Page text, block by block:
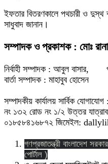
ইফতার বিতরণকালে পথচারী ও দুস্থ
সাধুবাদ জানান।
সম্পাদক ও প্রকাশক : মোঃ
নির্বাহী সম্পাদক : আবুল
বার্তা সম্পাদক : মাহাবুব হোসেন
সম্পাদকীয় কার্যালয় সার্বিক
নং ১৩২ রোড নং ১/২ উত্তর
০১৮৫৮৪১৬৮৭২ জিমেইল:
গণপ্রজাতন্ত্রী বাংলাদেশ
পোর্টাল )